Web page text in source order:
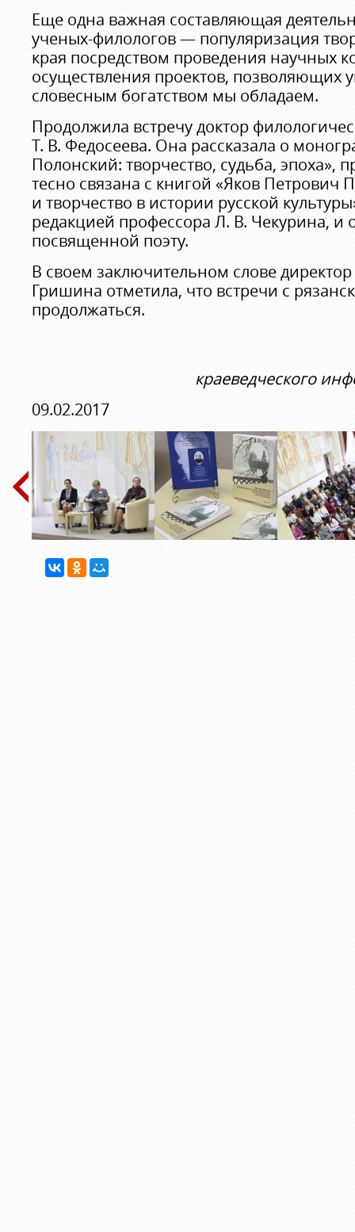
Еще одна важная составляющая
ученых-филологов — популяризация
края посредством проведения научных
осуществления проектов, позволяющих
словесным богатством мы обладаем.
Продолжила встречу доктор
Т. В. Федосеева. Она рассказала о
Полонский: творчество, судьба, эпоха»,
тесно связана с книгой «Яков Петрович
и творчество в истории русской
редакцией профессора Л. В. Чекурина, и
посвященной поэту.
В своем заключительном слове
Гришина отметила, что встречи с
продолжаться.
краеведческого
09.02.2017